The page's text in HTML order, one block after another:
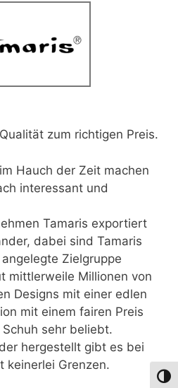
zum richtigen Preis.
Hauch der Zeit machen
interessant und
Tamaris exportiert
dabei sind Tamaris
Zielgruppe
mittlerweile Millionen von
Designs mit einer edlen
mit einem fairen Preis
sehr beliebt.
hergestellt gibt es bei
keinerlei Grenzen.